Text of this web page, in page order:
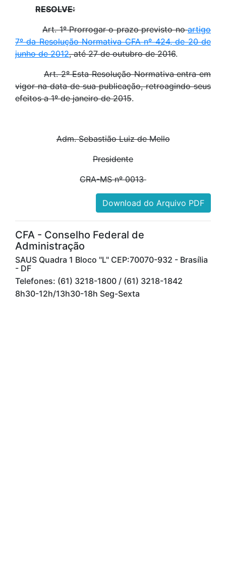
RESOLVE:
Art. 1º Prorrogar o prazo previsto noartigo
7º da Resolução Normativa CFA nº 424, de 20 de
junho de 2012, até 27 de outubro de 2016.
Art. 2º Esta Resolução Normativa entra em
vigor na data de sua publicação, retroagindo seus
efeitos a 1º de janeiro de 2015.
Adm. Sebastião Luiz de Mello
Presidente
CRA-MS nº 0013
Download do Arquivo PDF
CFA - Conselho Federal de
Administração
SAUS Quadra 1 Bloco "L" CEP:70070-932 - Brasília
- DF
Telefones: (61) 3218-1800 / (61) 3218-1842
8h30-12h/13h30-18h Seg-Sexta